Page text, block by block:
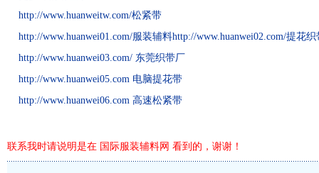
http://www.huanweitw.com/松紧带
http://www.huanwei01.com/服装辅料http://www.huanwei02.com/提花织
http://www.huanwei03.com/ 东莞织带厂
http://www.huanwei05.com 电脑提花带
http://www.huanwei06.com 高速松紧带
联系我时请说明是在 国际服装辅料网 看到的，谢谢！